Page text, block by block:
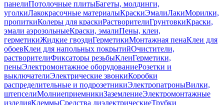
панелиПотолочные плитыБагеты, молдинги,
уголкиЛакокрасочные материалыКраскиЭмалиЛакиМорилки,
пропиткиКолеры для краскиРастворителиГрунтовкиКраски,
эмали аэрозольныеКраски, эмалиПены, клеи,
герметикиЖидкие гвоздиГерметикиМонтажная пенаКлеи для
обоевКлеи для напольных покрытийОчистители,
растворителиФиксаторы резьбыКлеиГерметики,
пеныЭлектромонтажное оборудованиеРозетки и
выключателиЭлектрические звонкиКоробки
распределительные и подрозетникиЭлектропатроныВилки,
штепселиМолниеприемникиЗаземлениеЭлектромонтажные
изделияКлеммыСредства диэлектрическиеТрубки